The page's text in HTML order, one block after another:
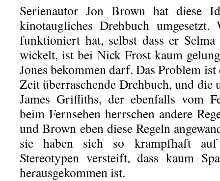
Serienautor Jon Brown hat diese
kinotaugliches Drehbuch
funktioniert hat, selbst dass er
wickelt, ist bei Nick Frost kaum
Jones bekommen darf. Das Problem
Zeit überraschende Drehbuch, und
James Griffiths, der ebenfalls vom
beim Fernsehen herrschen andere
und Brown eben diese Regeln
sie haben sich so krampfhaft
Stereotypen versteift, dass kaum
herausgekommen ist.